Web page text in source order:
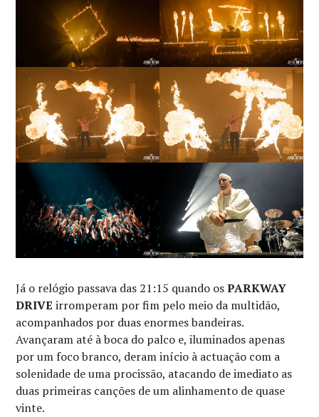
Já o relógio passava das 21:15 quando osPARKWAY
DRIVE irromperam por fim pelo meio da multidão,
acompanhados por duas enormes bandeiras.
Avançaram até à boca do palco e, iluminados apenas
por um foco branco, deram início à actuação com a
solenidade de uma procissão, atacando de imediato as
duas primeiras canções de um alinhamento de quase
vinte.